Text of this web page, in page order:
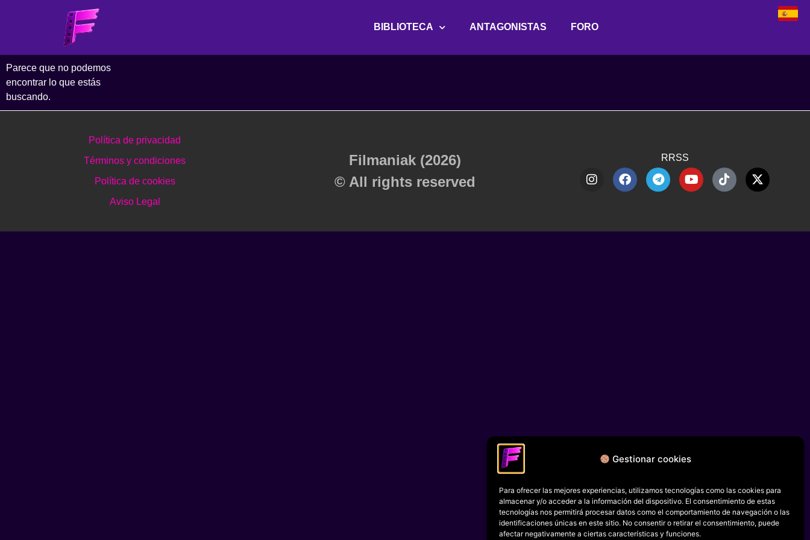
Gestionar cookies
Para ofrecer las mejores experiencias, utilizamos tecnologías como las cookies para
almacenar y/o acceder a la información del dispositivo. El consentimiento de estas
tecnologías nos permitirá procesar datos como el comportamiento de navegación o las
identificaciones únicas en este sitio. No consentir o retirar el consentimiento, puede
afectar negativamente a ciertas características y funciones.
BIBLIOTECA ANTAGONISTAS FORO
Parece que no podemos
encontrar lo que estás
buscando.
Política de privacidad
Términos y condiciones
Política de cookies
Aviso Legal
Filmaniak (2026)
© All rights reserved
RRSS